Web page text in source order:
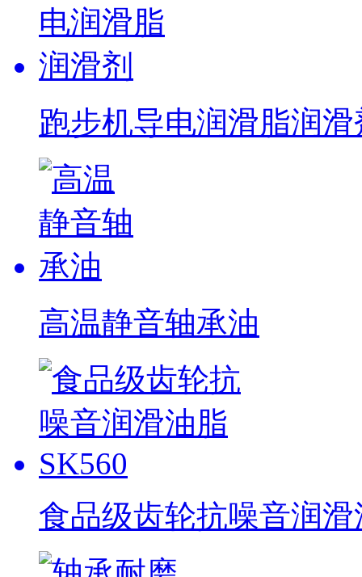
跑步机导电润滑脂润滑
高温静音轴承油
食品级齿轮抗噪音润滑